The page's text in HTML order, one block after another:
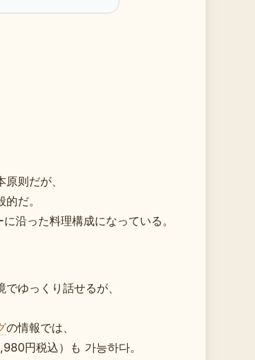
则だが、
だ。
沿った料理構成になっている。
ゆっくり話せるが、
の情報では、
円税込）も 가능하다。